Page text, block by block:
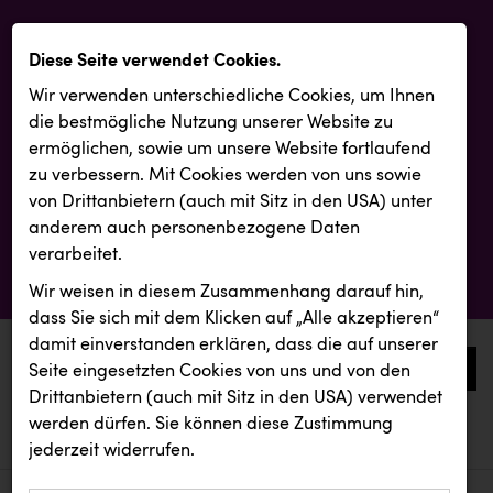
0
aktuelle aussendungen
aktuelle aussendungen
Diese Seite verwendet Cookies.
Wir verwenden unterschiedliche Cookies, um Ihnen
die best­mögliche Nutzung unserer Website zu
ermöglichen, sowie um unsere Website fortlaufend
zu verbessern. Mit Cookies werden von uns sowie
von Drittanbietern (auch mit Sitz in den USA) unter
anderem auch personenbezogene Daten
verarbeitet.
Wir weisen in diesem Zusammenhang darauf hin,
dass Sie sich mit dem Klicken auf „Alle akzeptieren“
damit ein­ver­standen erklären, dass die auf unserer
Seite eingesetzten Cookies von uns und von den
Drittanbietern (auch mit Sitz in den USA) verwendet
werden dürfen. Sie können diese Zustimmung
jederzeit widerrufen.